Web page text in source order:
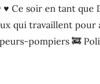
♥️ Ce soir en tant que
qui travaillent pour
pompiers 🚒